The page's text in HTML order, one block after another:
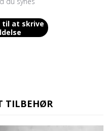
at skrive
TILBEHØR